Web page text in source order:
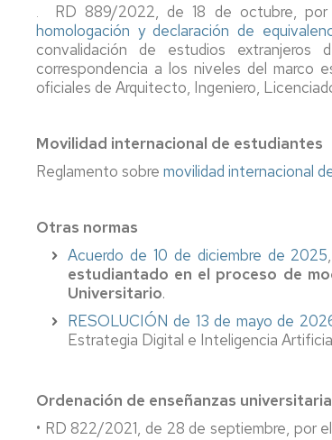
. RD 889/2022, de 18 de octubre,
homologación y declaración de
convalidación de estudios
correspondencia a los niveles del marco
oficiales de Arquitecto, Ingeniero,
Movilidad internacional de estudiantes
Reglamento sobre movilidad internacional
Otras normas
Acuerdo de 10 de diciembre de 2025
estudiantado en el proceso de
Universitario.
RESOLUCIÓN de 13 de mayo de
Estrategia Digital e Inteligencia
Ordenación de enseñanzas
• RD 822/2021, de 28 de septiembre, por